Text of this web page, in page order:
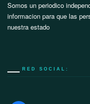
Somos un periodico
informacion para que las
nuestra estado
RED SOCIAL: